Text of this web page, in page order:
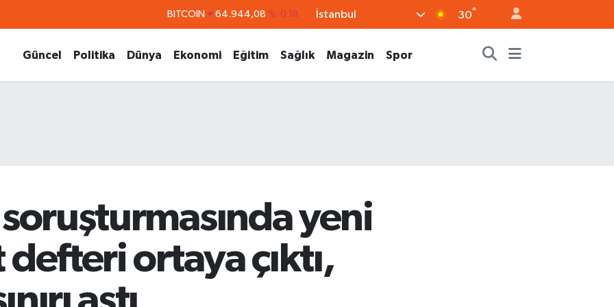
BITCOIN 64.944,08 %-0.18
55,2510 %0.32
İstanbul 30°
Güncel Politika Dünya Ekonomi Eğitim Sağlık Magazin Spor
yeni
ortaya çıktı,